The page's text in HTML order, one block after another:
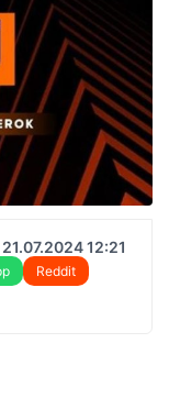
12:21
Reddit